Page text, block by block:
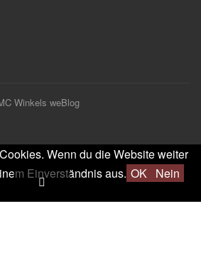
Winkels weBlog
Wenn du die Website weiter
Einverständnis aus. OK Nein